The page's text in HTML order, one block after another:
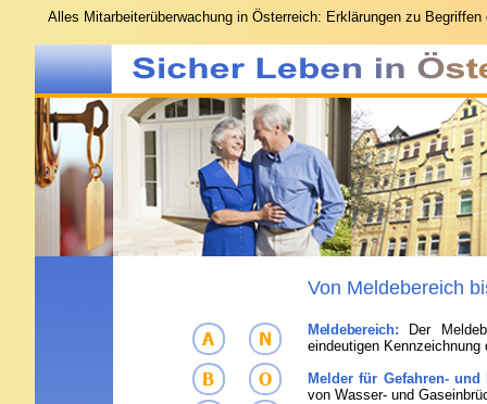
Alles Mitarbeiterüberwachung in Österreich: Erklärungen zu
Von Meldebereich
Meldebereich:
Der
eindeutigen
Melder für Gefahren-
von Wasser- und